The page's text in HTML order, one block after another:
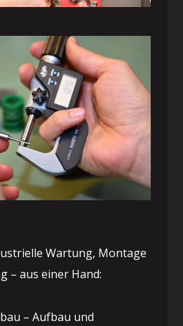
Wartung, Montage
– aus einer Hand:
– Aufbau und